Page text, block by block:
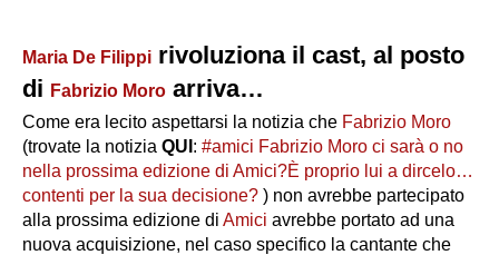
Maria De Filippi rivoluziona il cast, al posto
di Fabrizio Moro arriva…
Come era lecito aspettarsi la notizia che Fabrizio Moro
(trovate la notizia QUI : #amici Fabrizio Moro ci sarà o no
nella prossima edizione di Amici?È proprio lui a dircelo…
contenti per la sua decisione? ) non avrebbe partecipato
alla prossima edizione di Amici avrebbe portato ad una
nuova acquisizione, nel caso specifico la cantante che